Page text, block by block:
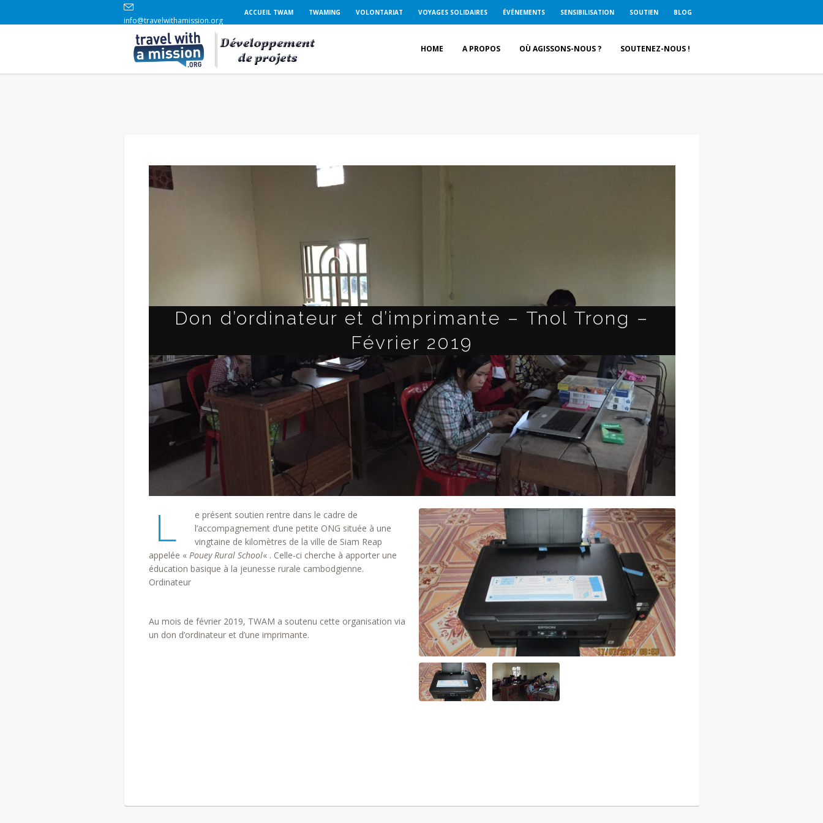
ACCUEIL TWAM TWAMING VOLONTARIAT VOYAGES SOLIDAIRES ÉVÉNEMENTS SENSIBILISATION SOUTIEN BLOG
info@travelwithamission.org
+33 6 86 84 96 69
HOME
A PROPOS OÙ AGISSONS-NOUS ? SOUTENEZ-NOUS !
Don d’ordinateur et d’imprimante – Tnol Trong –
Février 2019
L
e présent soutien rentre dans le cadre de
l’accompagnement d’une petite ONG située à une
vingtaine de kilomètres de la ville de Siam Reap
appelée « Pouey Rural School« . Celle-ci cherche à apporter une
éducation basique à la jeunesse rurale cambodgienne.
Ordinateur
Au mois de février 2019, TWAM a soutenu cette organisation via
un don d’ordinateur et d’une imprimante.